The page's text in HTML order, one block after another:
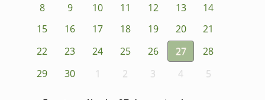
8
9 10 11 12 13
14
15
16 17 18 19 20
21
22
23 24 25 26 27
28
29
30 1 2 3 4 5